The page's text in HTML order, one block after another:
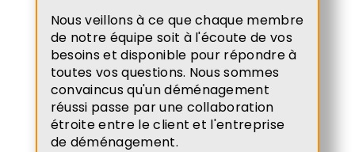
Nous veillons à ce que chaque membre
de notre équipe soit à l'écoute de vos
besoins et disponible pour répondre à
toutes vos questions. Nous sommes
convaincus qu'un déménagement
réussi passe par une collaboration
étroite entre le client et l'entreprise
de déménagement.